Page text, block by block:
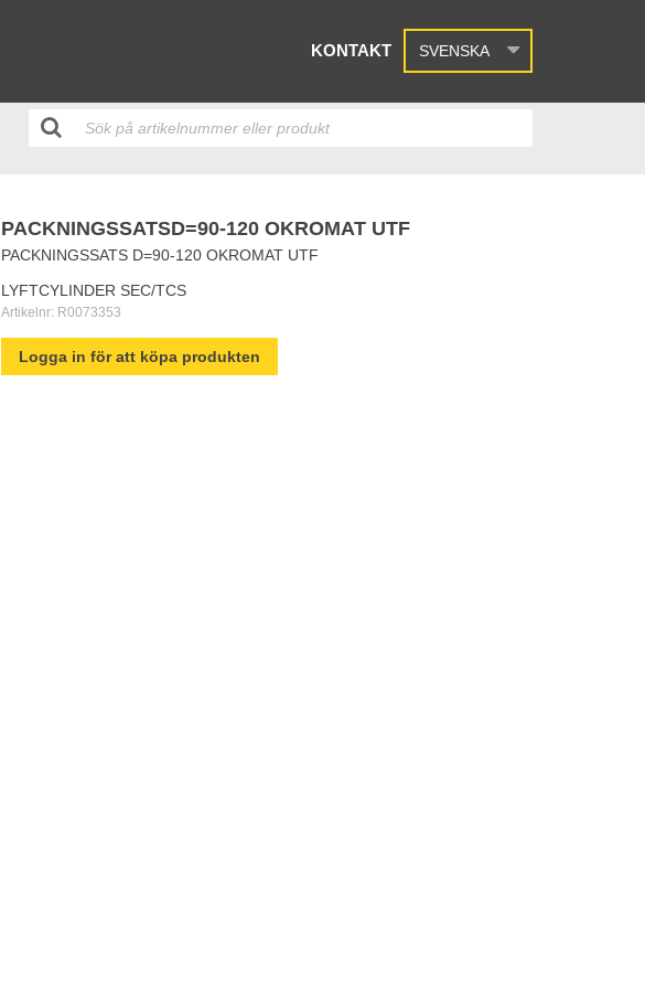
KONTAKT SVENSKA
PACKNINGSSATSD=90-120 OKROMAT UTF
PACKNINGSSATS D=90-120 OKROMAT UTF
LYFTCYLINDER SEC/TCS
Artikelnr: R0073353
Logga in för att köpa produkten